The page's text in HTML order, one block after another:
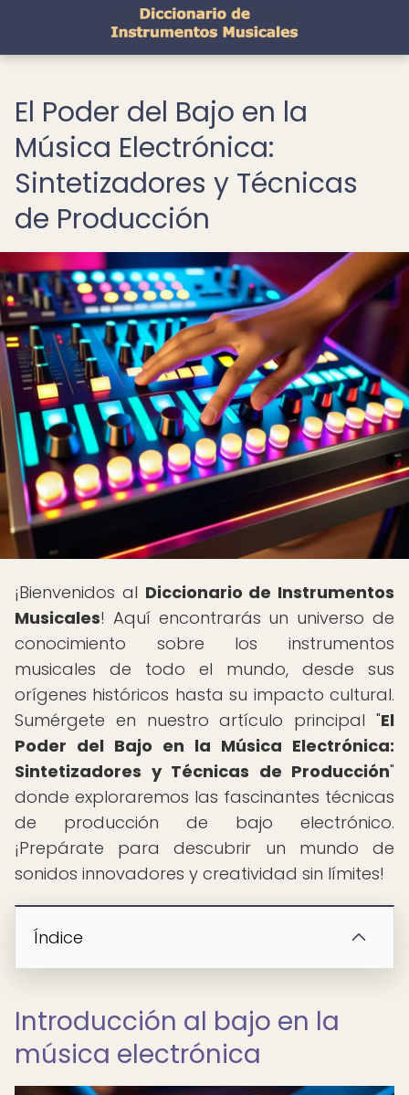
El Poder del Bajo en la
Música Electrónica:
Sintetizadores y Técnicas
de Producción
¡Bienvenidos al Diccionario de Instrumentos
Musicales! Aquí encontrarás un universo de
conocimiento sobre los instrumentos
musicales de todo el mundo, desde sus
orígenes históricos hasta su impacto cultural.
Sumérgete en nuestro artículo principal "El
Poder del Bajo en la Música Electrónica:
Sintetizadores y Técnicas de Producción"
donde exploraremos las fascinantes técnicas
de producción de bajo electrónico.
¡Prepárate para descubrir un mundo de
sonidos innovadores y creatividad sin límites!
Índice
Introducción al bajo en la
música electrónica